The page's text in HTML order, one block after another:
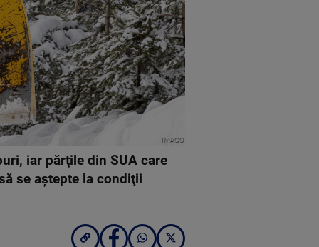
IMAGO
iar părţile din SUA care
se aştepte la condiţii